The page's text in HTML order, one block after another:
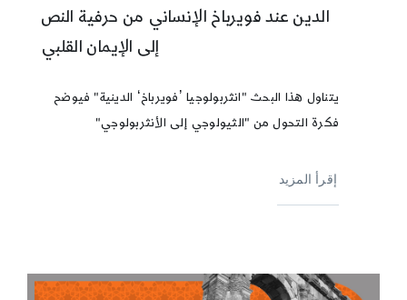
الدين عند فويرباخ الإنساني من حرفية النص
إلى الإيمان القلبي
يتناول هذا البحث "انثربولوجيا ʼفويرباخʻ الدينية" فيوضح
فكرة التحول من "الثيولوجي إلى الأنثربولوجي"
إقرأ المزيد